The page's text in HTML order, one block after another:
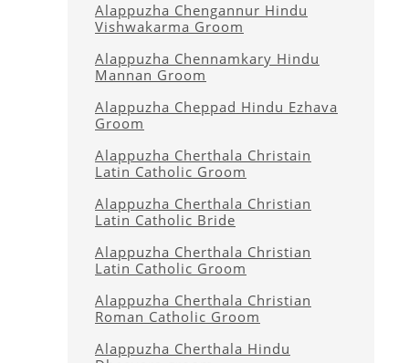
Alappuzha Chengannur Hindu
Vishwakarma Groom
Alappuzha Chennamkary Hindu
Mannan Groom
Alappuzha Cheppad Hindu Ezhava
Groom
Alappuzha Cherthala Christain
Latin Catholic Groom
Alappuzha Cherthala Christian
Latin Catholic Bride
Alappuzha Cherthala Christian
Latin Catholic Groom
Alappuzha Cherthala Christian
Roman Catholic Groom
Alappuzha Cherthala Hindu